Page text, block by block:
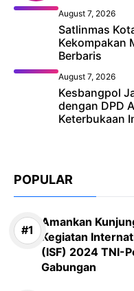
August 7, 2026
Satlinmas
Kekompakan
Berbaris
August 7, 2026
Kesbangpol
dengan DPD
Keterbukaan
POPULAR
Amankan
Kegiatan
(ISF) 2024 TNI-
Gabungan